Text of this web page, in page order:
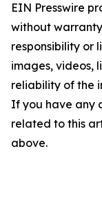
EIN Presswire
without
responsibility or
images, videos,
reliability of the
If you have any
related to this
above.